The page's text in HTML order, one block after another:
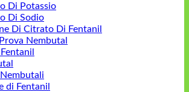
Di Potassio
Di Sodio
Di Citrato Di Fentanil
Nembutal
di Fentanil